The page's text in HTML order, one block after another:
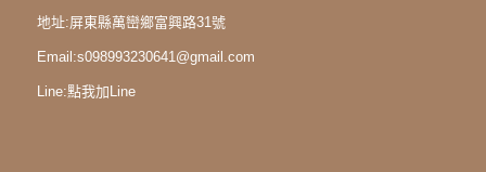
地址:屏東縣萬巒鄉富興路31號
Email:s098993230641@gmail.com
Line:點我加Line